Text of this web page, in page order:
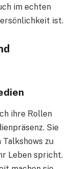
im echten
ist.
ihre Rollen
Sie
zu
Leben spricht.